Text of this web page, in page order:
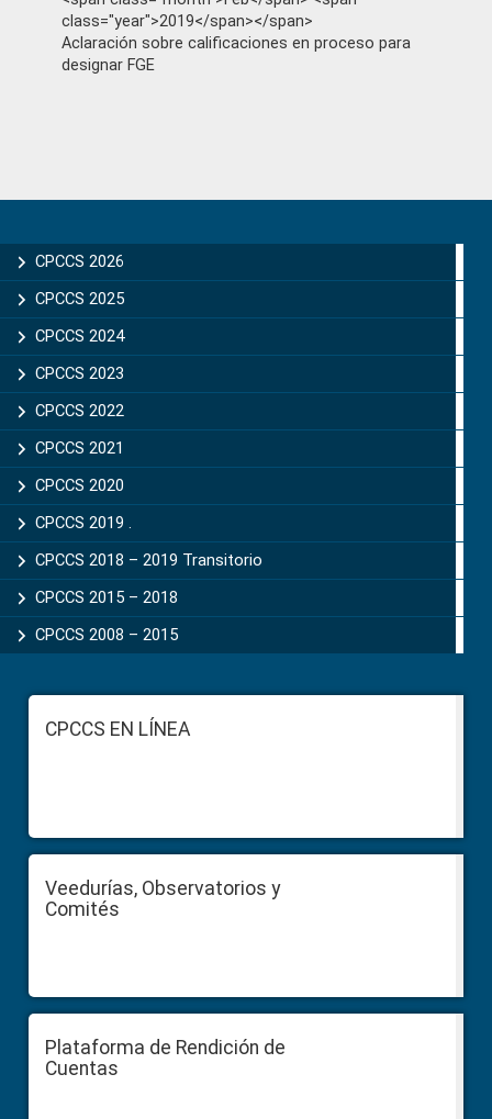
class="year">2019</span></span>
Aclaración sobre calificaciones en proceso para
designar FGE
Sidebar
CPCCS 2026
CPCCS 2025
CPCCS 2024
CPCCS 2023
CPCCS 2022
CPCCS 2021
CPCCS 2020
CPCCS 2019 .
CPCCS 2018 – 2019 Transitorio
CPCCS 2015 – 2018
CPCCS 2008 – 2015
FooterCPCCS EN LÍNEA
Veedurías, Observatorios y
Comités
Plataforma de Rendición de
Cuentas